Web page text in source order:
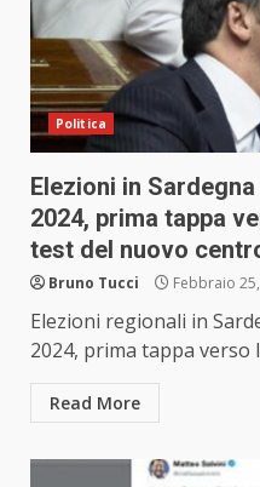
Politica
Elezioni in
2024, prima tappa
test del nuovo
Bruno Tucci Febbraio
Elezioni regionali in
2024, prima tappa verso
Read More